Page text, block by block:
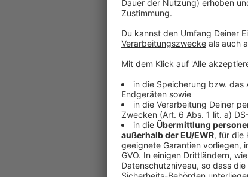
Anzeige
⦁ 15:00
Velen)
⦁ 17:30 –